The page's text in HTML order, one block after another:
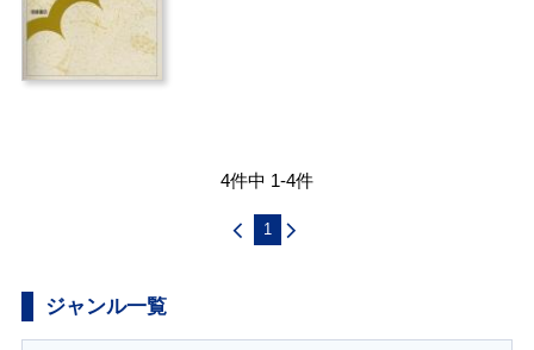
4件中 1-4件
1
ジャンル一覧